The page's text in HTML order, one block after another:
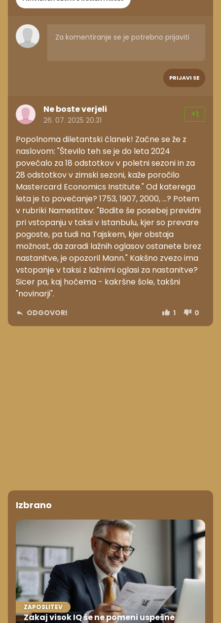
PRIJAVI SE
Ne boste verjeli
26. 07. 2025 20.31
+1
Popolnoma diletantski članek! Začne se že z
naslovom: "Število teh se je do leta 2024
povečalo za 18 odstotkov v poletni sezoni in za
28 odstotkov v zimski sezoni, kaže poročilo
Mastercard Economics Institute." Od katerega
leta je to povečanje? 1753, 1907, 2000, ...? Potem
v rubriki Namestitev: "Bodite še posebej previdni
pri vstopanju v taksi v Istanbulu, kjer so prevare
pogoste, pa tudi na Tajskem, kjer obstaja
možnost, da zaradi lažnih oglasov ostanete brez
nastanitve, je opozoril Mann." Kakšno zvezo ima
vstopanje v taksi z lažnimi oglasi za nastanitve?
Sicer pa, kaj hočema - kakršne šole, takšni
"novinarji".
ODGOVORI 1 0
Izbrano
ZAPOSLITEV
Zakaj visok IQ še ne pomeni uspešne